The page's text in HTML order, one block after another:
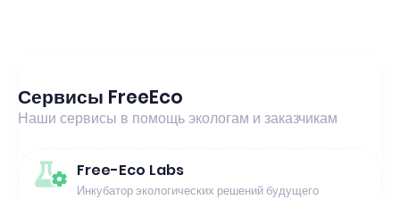
Сервисы FreeEco
Наши сервисы в помощь экологам и заказчикам
Free-Eco Labs
Инкубатор экологических решений будущего